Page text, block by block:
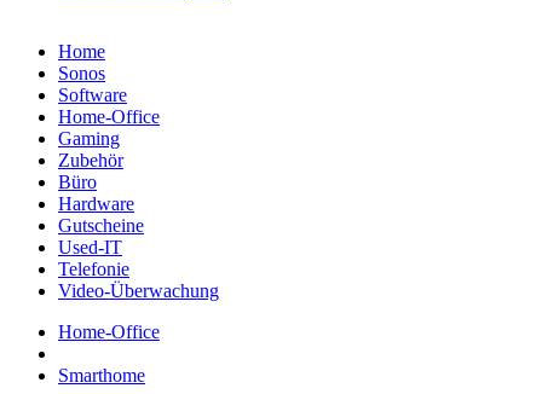
Home
Sonos
Software
Home-Office
Gaming
Zubehör
Büro
Hardware
Gutscheine
Used-IT
Telefonie
Video-Überwachung
Home-Office
Smarthome